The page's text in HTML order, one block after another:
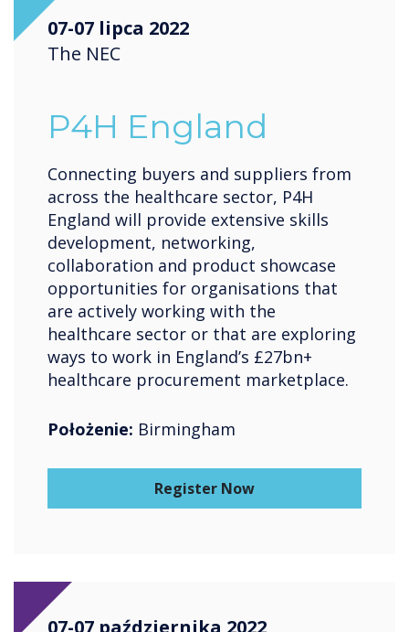
07-07 lipca 2022
The NEC
P4H England
Connecting buyers and suppliers from
across the healthcare sector, P4H
England will provide extensive skills
development, networking,
collaboration and product showcase
opportunities for organisations that
are actively working with the
healthcare sector or that are exploring
ways to work in England’s £27bn+
healthcare procurement marketplace.
Położenie: Birmingham
Register Now
07-07 października 2022